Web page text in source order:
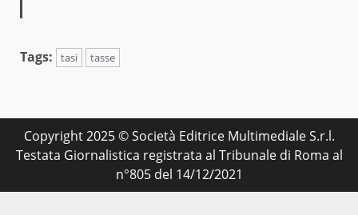
Tags: tasi tasse
Copyright 2025 © Società Editrice Multimediale S.r.l.
Testata Giornalistica registrata al Tribunale di Roma al
n°805 del 14/12/2021